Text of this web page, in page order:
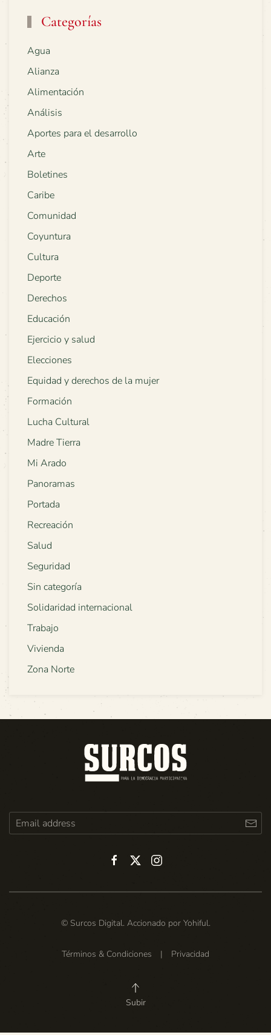
Categorías
Agua
Alianza
Alimentación
Análisis
Aportes para el desarrollo
Arte
Boletines
Caribe
Comunidad
Coyuntura
Cultura
Deporte
Derechos
Educación
Ejercicio y salud
Elecciones
Equidad y derechos de la mujer
Formación
Lucha Cultural
Madre Tierra
Mi Arado
Panoramas
Portada
Recreación
Salud
Seguridad
Sin categoría
Solidaridad internacional
Trabajo
Vivienda
Zona Norte
© Surcos Digital. Accionado por Yohiful.
Términos & Condiciones | Privacidad
Subir